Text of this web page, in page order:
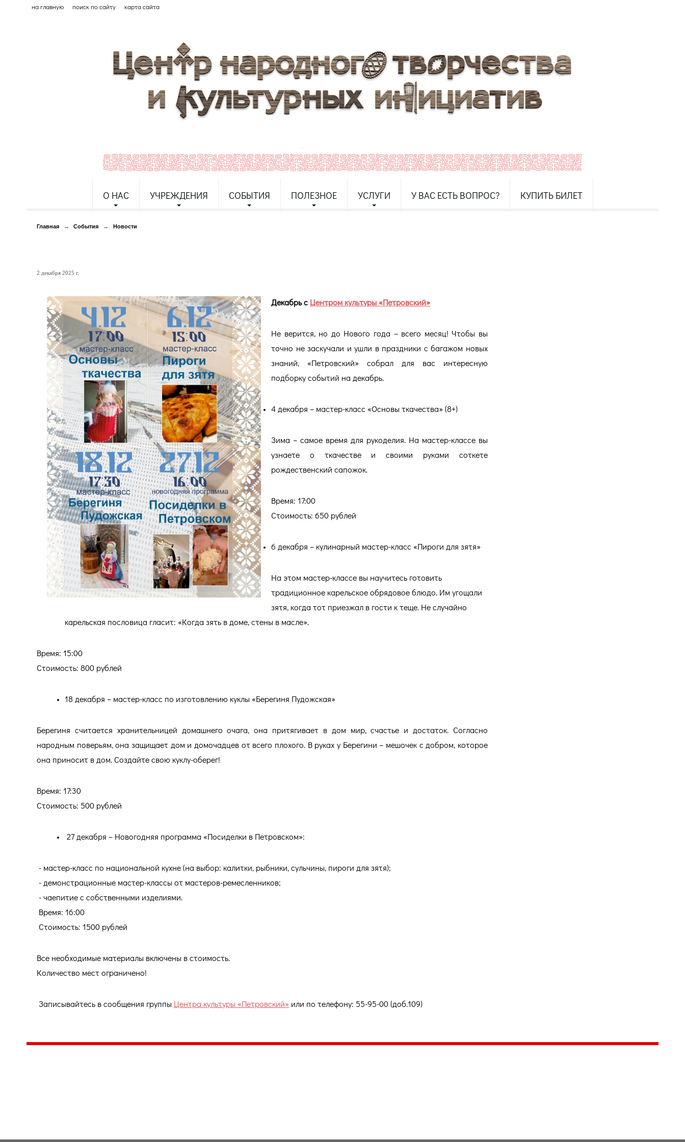
на главную поиск по сайту карта сайта
О НАС УЧРЕЖДЕНИЯ СОБЫТИЯ ПОЛЕЗНОЕ УСЛУГИ У ВАС ЕСТЬ ВОПРОС? КУПИТЬ БИЛЕТ
Главная → События → Новости
2 декабря 2025 г.
Декабрь с Центром культуры «Петровский»
Не верится, но до Нового года – всего месяц! Чтобы вы
точно не заскучали и ушли в праздники с багажом новых
знаний, «Петровский» собрал для вас интересную
подборку событий на декабрь.
4 декабря – мастер-класс «Основы ткачества» (8+)
Зима – самое время для рукоделия. На мастер-классе вы
узнаете о ткачестве и своими руками соткете
рождественский сапожок.
Время: 17:00
Стоимость: 650 рублей
6 декабря – кулинарный мастер-класс «Пироги для зятя»
На этом мастер-классе вы научитесь готовить
традиционное карельское обрядовое блюдо. Им угощали
зятя, когда тот приезжал в гости к теще. Не случайно
карельская пословица гласит: «Когда зять в доме, стены в масле».
Время: 15:00
Стоимость: 800 рублей
18 декабря – мастер-класс по изготовлению куклы «Берегиня Пудожская»
Берегиня считается хранительницей домашнего очага, она притягивает в дом мир, счастье и достаток. Согласно
народным поверьям, она защищает дом и домочадцев от всего плохого. В руках у Берегини – мешочек с добром, которое
она приносит в дом. Создайте свою куклу-оберег!
Время: 17:30
Стоимость: 500 рублей
27 декабря – Новогодняя программа «Посиделки в Петровском»:
- мастер-класс по национальной кухне (на выбор: калитки, рыбники, сульчины, пироги для зятя);
- демонстрационные мастер-классы от мастеров-ремесленников;
- чаепитие с собственными изделиями.
Время: 16:00
Стоимость: 1500 рублей
Все необходимые материалы включены в стоимость.
Количество мест ограничено!
Записывайтесь в сообщения группы Центра культуры «Петровский» или по телефону: 55-95-00 (доб.109)